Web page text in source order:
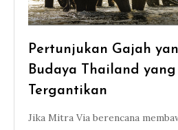
Pertunjukan Gajah
Budaya Thailand yang
Tergantikan
Jika Mitra Via berencana